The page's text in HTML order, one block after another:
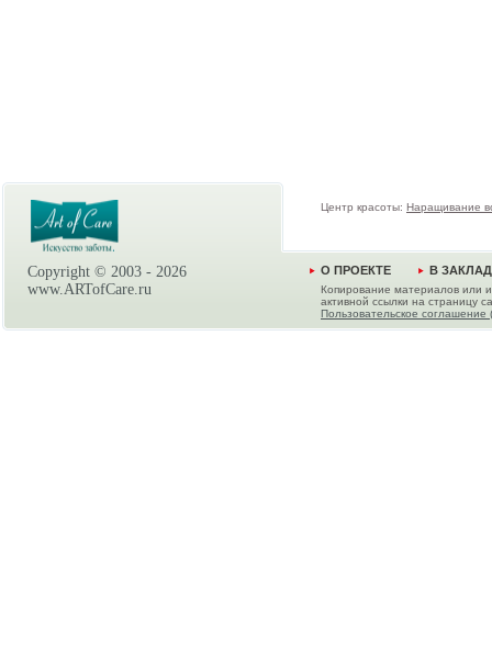
Copyright © 2003 - 2026
www.ARTofCare.ru
Центр красоты: Наращивание
О ПРОЕКТЕ В
Копирование материалов или
активной ссылки на страницу
Пользовательское